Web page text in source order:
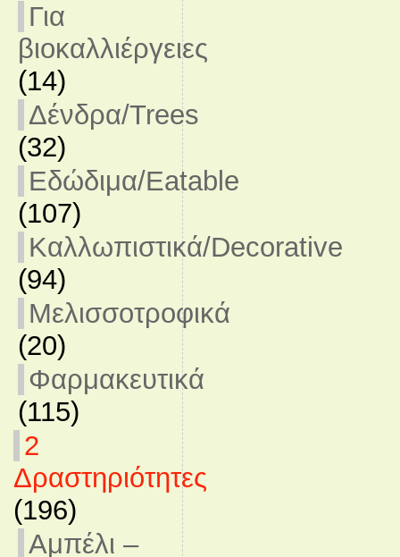
Για
βιοκαλλιέργειες
(14)
Δένδρα/Trees
(32)
Εδώδιμα/Eatable
(107)
Καλλωπιστικά/Decorative
(94)
Μελισσοτροφικά
(20)
Φαρμακευτικά
(115)
2
Δραστηριότητες
(196)
Αμπέλι –